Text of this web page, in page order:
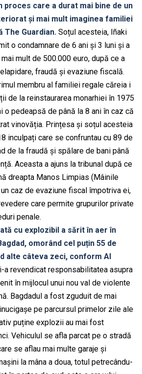
proces care a durat mai bine de un
și mai mult imaginea familiei
The Guardian. Soțul acesteia, Iñaki
o condamnare de 6 ani și 3 luni și a
mult de 500.000 euro, după ce a
fraudă și evaziune fiscală.
membru al familiei regale căreia i
de la reinstaurarea monarhiei în 1975
o pedeapsă de până la 8 ani în caz că
vinovăția. Prințesa și soțul acesteia
inculpați care se confruntau cu 89 de
de la fraudă și spălare de bani până
Aceasta a ajuns la tribunal după ce
dreapta Manos Limpias (Mâinile
caz de evaziune fiscal împotriva ei,
care permite grupurilor private
penale.
cu explozibil a sărit în aer în
omorând cel puțin 55 de
alte câteva zeci, conform Al
a revendicat responsabilitatea asupra
în mijlocul unui nou val de violente
Bagdadul a fost zguduit de mai
pe parcursul primelor zile ale
puține explozii au mai fost
Vehiculul se afla parcat pe o stradă
se aflau mai multe garaje și
la mâna a doua, totul petrecându-